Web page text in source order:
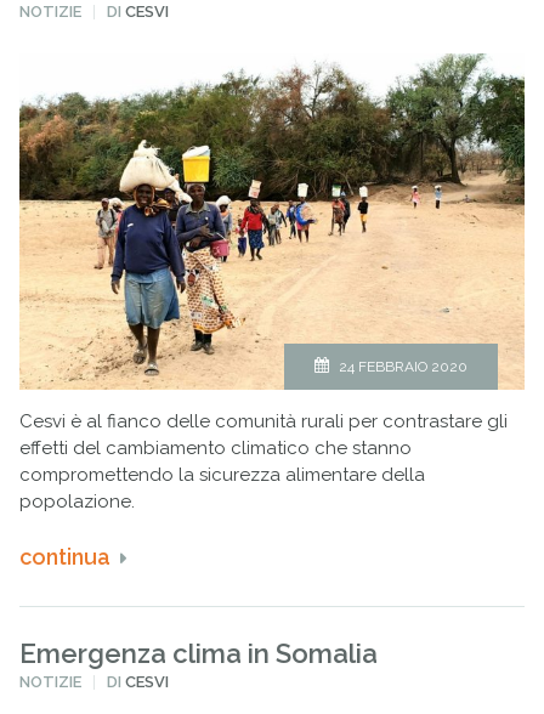
PUBBLICATO
NOTIZIE DICESVI
24 FEBBRAIO 2020
Cesvi è al fianco delle comunità rurali per contrastare gli
effetti del cambiamento climatico che stanno
compromettendo la sicurezza alimentare della
popolazione.
continua
Emergenza clima in Somalia
PUBBLICATO
NOTIZIE DICESVI